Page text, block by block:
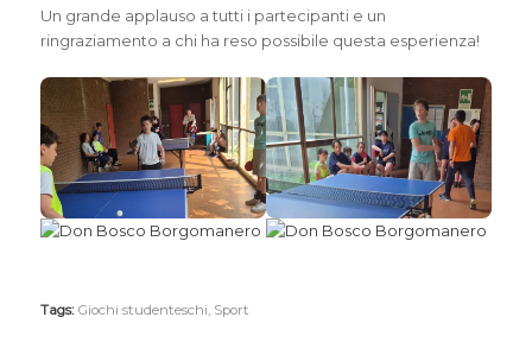
Un grande applauso a tutti i partecipanti e un
ringraziamento a chi ha reso possibile questa esperienza!
Tags: Giochi studenteschi Sport